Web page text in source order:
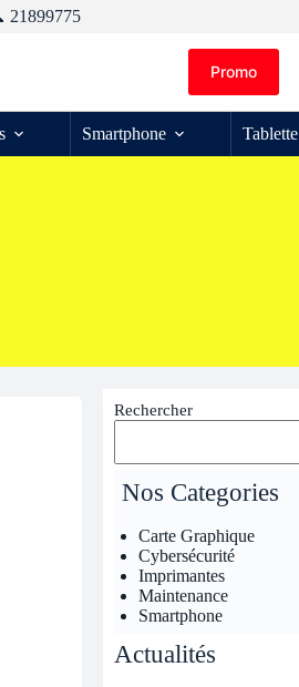
21899775
Promo
Smartphone Tablette
Rechercher
Nos Categories
Carte Graphique
Cybersécurité
Imprimantes
Maintenance
Smartphone
Actualités